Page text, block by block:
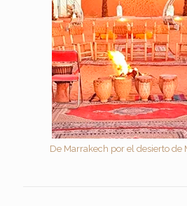
De Marrakech por el desierto de